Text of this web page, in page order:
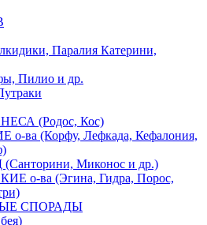
Паралия Катерини,
Пилио и др.
(Родос, Кос)
ва (Корфу, Лефкада, Кефалония,
Миконос и др.)
о-ва (Эгина, Гидра, Порос,
СПОРАДЫ